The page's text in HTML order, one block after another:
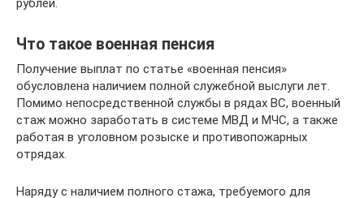
Что такое военная пенсия
Получение выплат по статье «военная пенсия»
обусловлена наличием полной служебной выслуги лет.
Помимо непосредственной службы в рядах ВС, военный
стаж можно заработать в системе МВД и МЧС, а также
работая в уголовном розыске и противопожарных
отрядах.
Наряду с наличием полного стажа, требуемого для